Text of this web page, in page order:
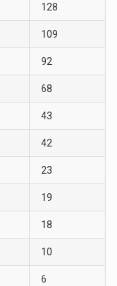
128
109
92
68
43
42
23
19
18
10
6